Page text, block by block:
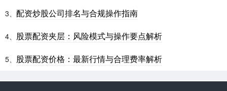
3、 配资炒股公司排名与合规操作指南
4、 股票配资夹层：风险模式与操作要点解析
5、 股票配资价格：最新行情与合理费率解析